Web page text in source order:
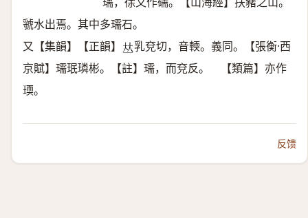
虢水出焉。其中多瓀石。
又【集韻】【正韻】 𠀤乳兗切，音輭。義同。【張衡·西
京賦】瓀珉璘彬。【註】瓀，而兗反。 【類篇】亦作
瑌。
反馈